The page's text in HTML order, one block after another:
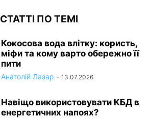
СТАТТІ ПО ТЕМІ
Кокосова вода влітку: користь,
міфи та кому варто обережно її
пити
Анатолій Лазар - 13.07.2026
Навіщо використовувати КБД в
енергетичних напоях?